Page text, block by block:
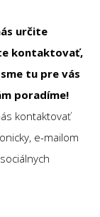
určite
kontaktovať,
tu pre vás
poradíme!
kontaktovať
e-mailom